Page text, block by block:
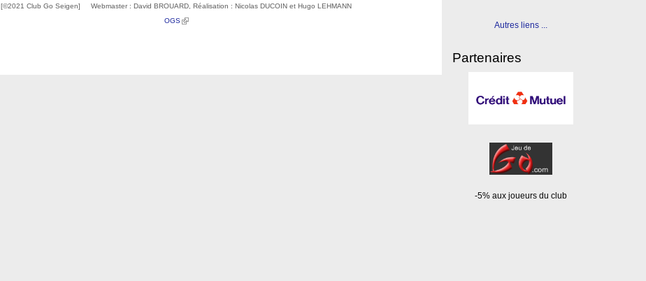
[©2021 Club Go Seigen] Webmaster : David BROUARD, Réalisation : Nicolas DUCOIN et Hugo LEHMANN
OGS(link is external)
Autres liens ...
Partenaires
-5% aux joueurs du club